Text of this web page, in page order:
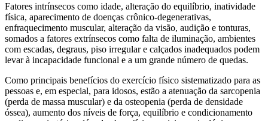
Fatores intrínsecos como idade, alteração do equilíbrio, inatividade
física, aparecimento de doenças crônico-degenerativas,
enfraquecimento muscular, alteração da visão, audição e tonturas,
somados a fatores extrínsecos como falta de iluminação, ambientes
com escadas, degraus, piso irregular e calçados inadequados podem
levar à incapacidade funcional e a um grande número de quedas.
Como principais benefícios do exercício físico sistematizado para as
pessoas e, em especial, para idosos, estão a atenuação da sarcopenia
(perda de massa muscular) e da osteopenia (perda de densidade
óssea), aumento dos níveis de força, equilíbrio e condicionamento